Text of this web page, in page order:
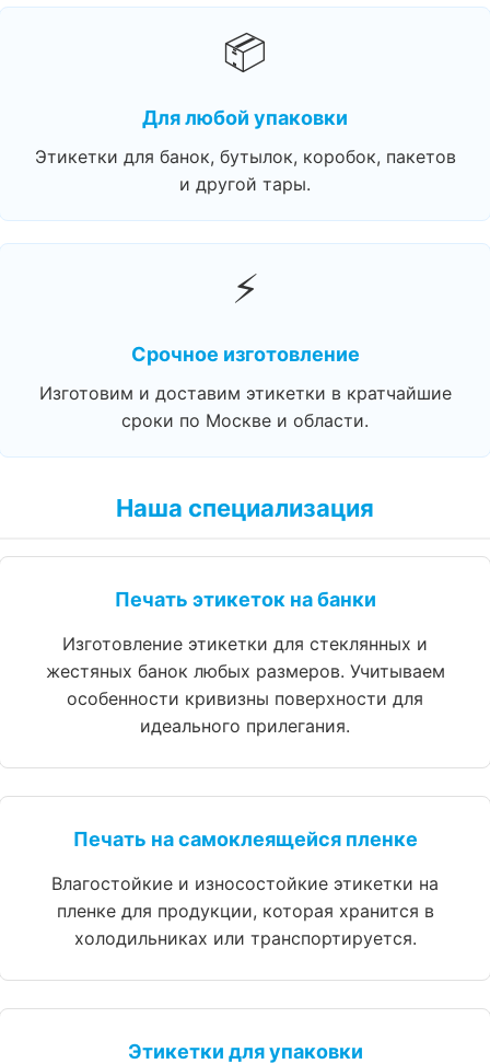
📦
Для любой упаковки
Этикетки для банок, бутылок, коробок, пакетов
и другой тары.
⚡
Срочное изготовление
Изготовим и доставим этикетки в кратчайшие
сроки по Москве и области.
Наша специализация
Печать этикеток на банки
Изготовление этикетки для стеклянных и
жестяных банок любых размеров. Учитываем
особенности кривизны поверхности для
идеального прилегания.
Печать на самоклеящейся пленке
Влагостойкие и износостойкие этикетки на
пленке для продукции, которая хранится в
холодильниках или транспортируется.
Этикетки для упаковки